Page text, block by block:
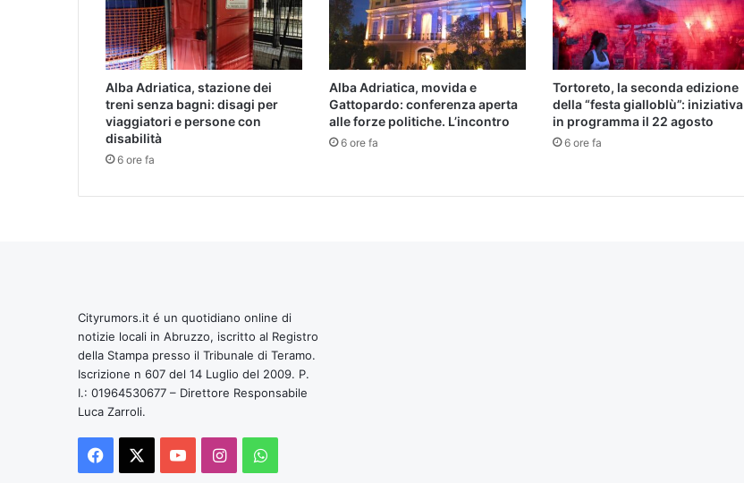
Alba Adriatica, stazione dei
treni senza bagni: disagi per
viaggiatori e persone con
disabilità
6 ore fa
Alba Adriatica, movida e
Gattopardo: conferenza aperta
alle forze politiche. L’incontro
6 ore fa
Tortoreto, la seconda edizione
della “festa gialloblù”: iniziativa
in programma il 22 agosto
6 ore fa
Cityrumors.it é un quotidiano online di
notizie locali in Abruzzo, iscritto al Registro
della Stampa presso il Tribunale di Teramo.
Iscrizione n 607 del 14 Luglio del 2009. P.
I.: 01964530677 – Direttore Responsabile
Luca Zarroli.
Facebook
You InstagramWhatsApp